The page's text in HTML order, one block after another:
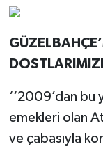
‘‘2009’dan bu
emekleri olan
ve çabasıyla